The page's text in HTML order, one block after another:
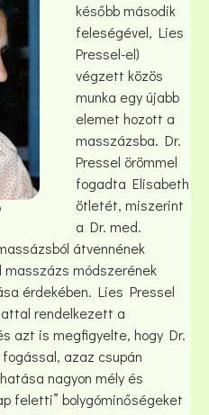
később második
feleségével, Lies
Pressel-el)
végzett közös
munka egy újabb
elemet hozott a
masszázsba. Dr.
Pressel örömmel
fogadta Elisabeth
ötletét, miszerint
a Dr. med.
átvennének
módszerének
érdekében. Lies Pressel
rendelkezett a
azt is megfigyelte, hogy Dr.
azaz csupán
nagyon mély és
feletti” bolygóminőségeket